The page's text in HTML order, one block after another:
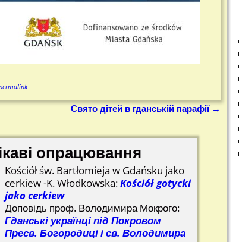
Свято дітей в гданській парафії →
опрацювання
Kościół św. Bartłomieja w Gdańsku jako
cerkiew -K. Włodkowska:Kościół gotycki
jako cerkiew
Доповідь проф. Володимира Мокрого:
Гданські українці під Покровом
Пресв. Богородиці і св. Володимира